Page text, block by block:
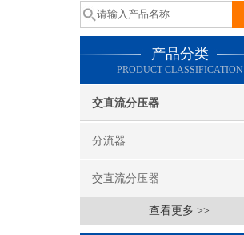
产品分类
PRODUCT CLASSIFICATION
交直流分压器
分流器
交直流分压器
查看更多 >>